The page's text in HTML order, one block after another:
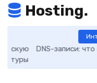
Hosting.
DNS-записи: что это